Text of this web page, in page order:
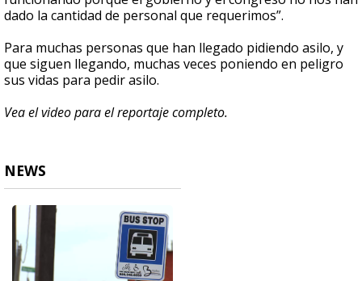
dado la cantidad de personal que requerimos”.
Para muchas personas que han llegado pidiendo asilo, y
que siguen llegando, muchas veces poniendo en peligro
sus vidas para pedir asilo.
Vea el video para el reportaje completo.
NEWS